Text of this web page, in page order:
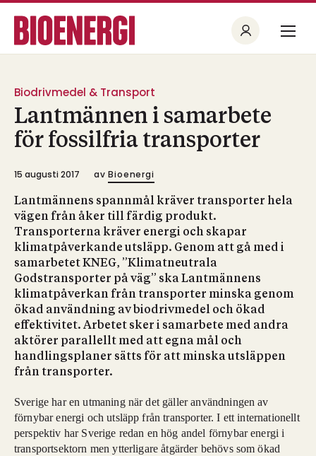
Biodrivmedel & Transport
Lantmännen i samarbete
för fossilfria transporter
15 augusti 2017 av Bioenergi
Lantmännens spannmål kräver transporter hela
vägen från åker till färdig produkt.
Transporterna kräver energi och skapar
klimatpåverkande utsläpp. Genom att gå med i
samarbetet KNEG, ”Klimatneutrala
Godstransporter på väg” ska Lantmännens
klimatpåverkan från transporter minska genom
ökad användning av biodrivmedel och ökad
effektivitet. Arbetet sker i samarbete med andra
aktörer parallellt med att egna mål och
handlingsplaner sätts för att minska utsläppen
från transporter.
Sverige har en utmaning när det gäller användningen av
förnybar energi och utsläpp från transporter. I ett internationellt
perspektiv har Sverige redan en hög andel förnybar energi i
transportsektorn men ytterligare åtgärder behövs som ökad